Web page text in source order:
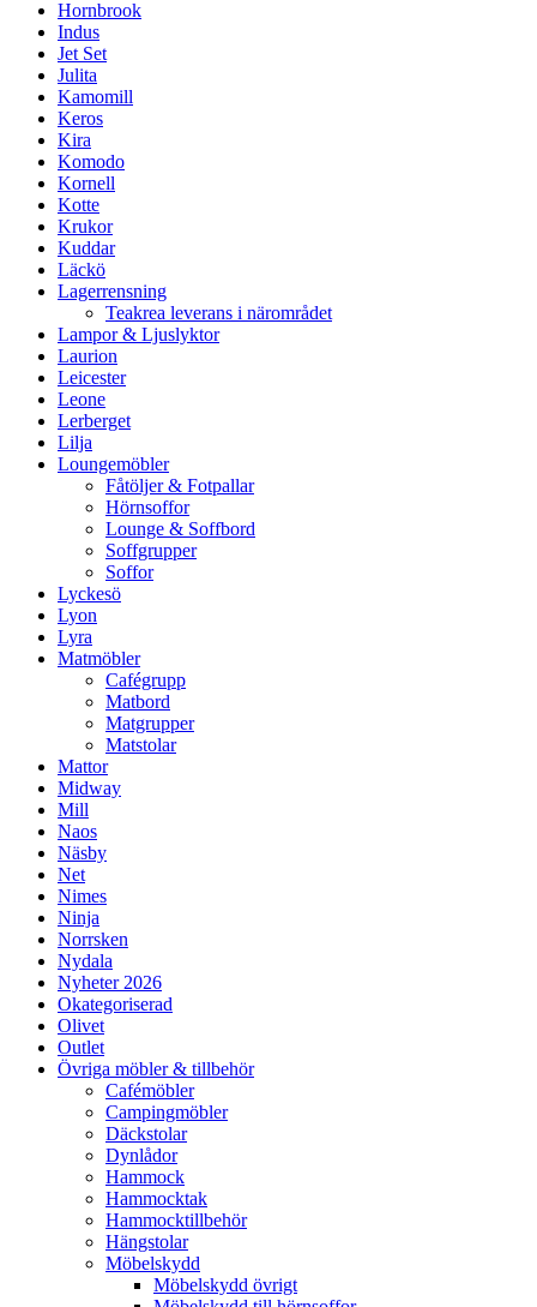
Hornbrook
Indus
Jet Set
Julita
Kamomill
Keros
Kira
Komodo
Kornell
Kotte
Krukor
Kuddar
Läckö
Lagerrensning
Teakrea leverans i närområdet
Lampor & Ljuslyktor
Laurion
Leicester
Leone
Lerberget
Lilja
Loungemöbler
Fåtöljer & Fotpallar
Hörnsoffor
Lounge & Soffbord
Soffgrupper
Soffor
Lyckesö
Lyon
Lyra
Matmöbler
Cafégrupp
Matbord
Matgrupper
Matstolar
Mattor
Midway
Mill
Naos
Näsby
Net
Nimes
Ninja
Norrsken
Nydala
Nyheter 2026
Okategoriserad
Olivet
Outlet
Övriga möbler & tillbehör
Cafémöbler
Campingmöbler
Däckstolar
Dynlådor
Hammock
Hammocktak
Hammocktillbehör
Hängstolar
Möbelskydd
Möbelskydd övrigt